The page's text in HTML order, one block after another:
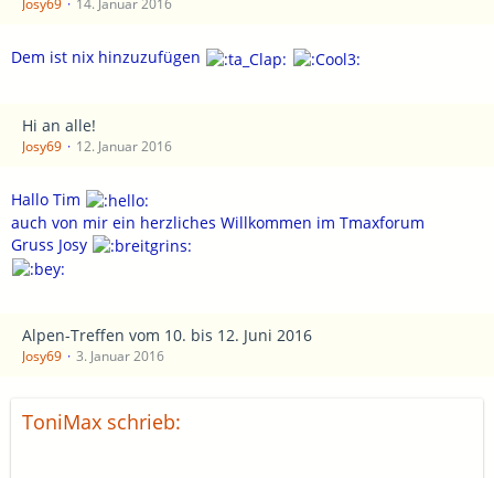
Josy69 14. Januar 2016
Dem ist nix hinzuzufügen
Hi an alle!
Josy69 12. Januar 2016
Hallo Tim
auch von mir ein herzliches Willkommen im Tmaxforum
Gruss Josy
Alpen-Treffen vom 10. bis 12. Juni 2016
Josy69 3. Januar 2016
ToniMax schrieb: